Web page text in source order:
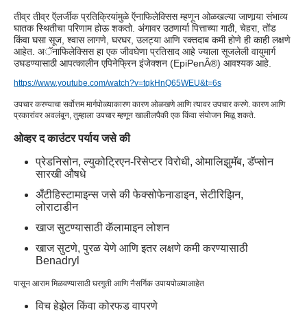
तीव्र तीव्र ऍलर्जीक प्रतिक्रियांमुळे ऍनाफिलेक्सिस म्हणून ओळखल्या जाणार्‍या संभाव्य
घातक स्थितीचा परिणाम होऊ शकतो. अंगावर उठणार्या पित्ताच्या गाठी, चेहरा, तोंड
किंवा घसा सूज, श्वास लागणे, घरघर, उलट्या आणि रक्तदाब कमी होणे ही काही लक्षणे
आहेत. अॅनाफिलेक्सिस हा एक जीवघेणा प्रतिसाद आहे ज्याला सूजलेली वायुमार्ग
उघडण्यासाठी आपत्कालीन एपिनेफ्रिन इंजेक्शन (EpiPenÂ®) आवश्यक आहे.
https://www.youtube.com/watch?v=tqkHnQ65WEU&t=6s
उपचार करण्याचा सर्वोत्तम मार्गपोळ्याकारण कारण ओळखणे आणि त्यावर उपचार करणे. कारण आणि
प्रकारांवर अवलंबून, तुम्हाला उपचार म्हणून खालीलपैकी एक किंवा संयोजन मिळू शकते.
ओव्हर द काउंटर पर्याय जसे की
प्रेडनिसोन, ल्युकोट्रिएन-रिसेप्टर विरोधी, ओमालिझुमॅब, डॅप्सोन
सारखी औषधे
अँटीहिस्टामाइन्स जसे की फेक्सोफेनाडाइन, सेटीरिझिन,
लोराटाडीन
खाज सुटण्यासाठी कॅलामाइन लोशन
खाज सुटणे, पुरळ येणे आणि इतर लक्षणे कमी करण्यासाठी
Benadryl
पासून आराम मिळवण्यासाठी घरगुती आणि नैसर्गिक उपायपोळ्याआहेत
विच हेझेल किंवा कोरफड वापरणे